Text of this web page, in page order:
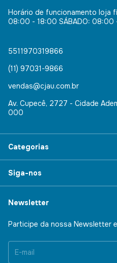
Horário de funcionamento loja
08:00 - 18:00 SÁBADO: 08:00
5511970319866
(11) 97031-9866
vendas@cjau.com.br
Av. Cupecê, 2727 - Cidade
000
Categorias
Siga-nos
Newsletter
Participe da nossa Newsletter